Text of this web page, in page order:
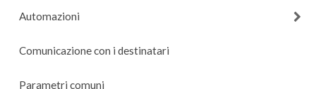
Automazioni
Comunicazione con i destinatari
Parametri comuni